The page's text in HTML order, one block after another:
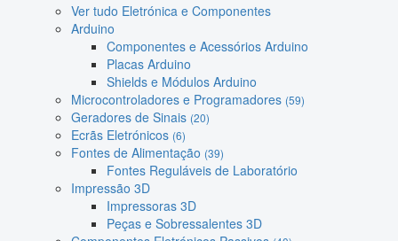
Ver tudo Eletrónica e Componentes
Arduino
Componentes e Acessórios Arduino
Placas Arduino
Shields e Módulos Arduino
Microcontroladores e Programadores (59)
Geradores de Sinais (20)
Ecrãs Eletrónicos (6)
Fontes de Alimentação (39)
Fontes Reguláveis de Laboratório
Impressão 3D
Impressoras 3D
Peças e Sobressalentes 3D